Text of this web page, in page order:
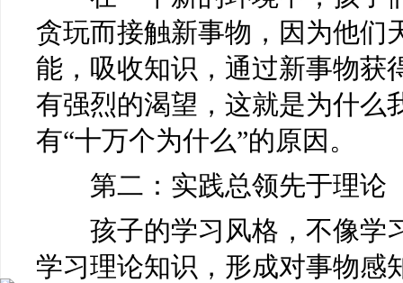
贪玩而接触新事物，因为他们
能，吸收知识，通过新事物获
有强烈的渴望，这就是为什么
有“十万个为什么”的原因。
第二：实践总领先于理论
孩子的学习风格，不像学
学习理论知识，形成对事物感